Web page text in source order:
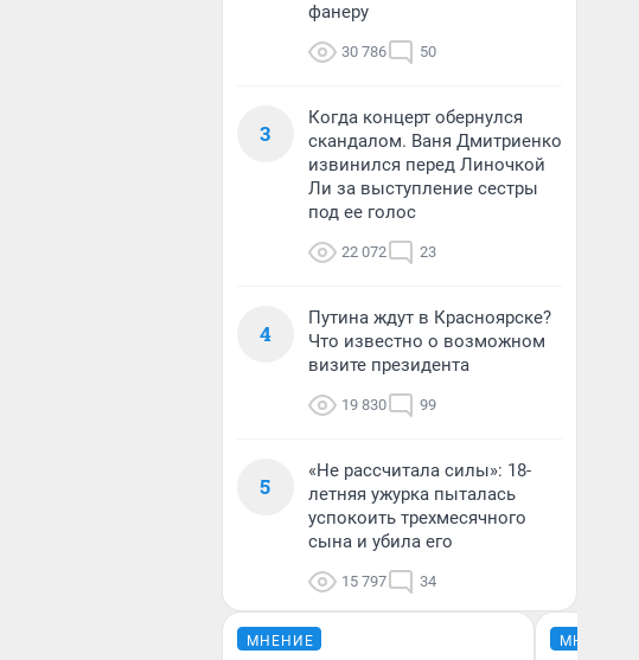
фанеру
30 786 50
3
Когда концерт обернулся
скандалом. Ваня Дмитриенко
извинился перед Линочкой
Ли за выступление сестры
под ее голос
22 072 23
4
Путина ждут в Красноярске?
Что известно о возможном
визите президента
19 830 99
5
«Не рассчитала силы»: 18-
летняя ужурка пыталась
успокоить трехмесячного
сына и убила его
15 797 34
МНЕНИЕ МНЕНИЕ